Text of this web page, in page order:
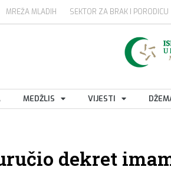
MREŽA MLADIH SEKTOR ZA BRAK I PORODICU
MEDŽLIS VIJESTI
dekret